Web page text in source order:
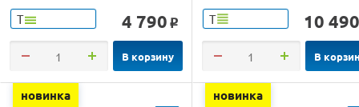
Т 4 790 o
В корзину
Т 10 490
В
новинка новинка